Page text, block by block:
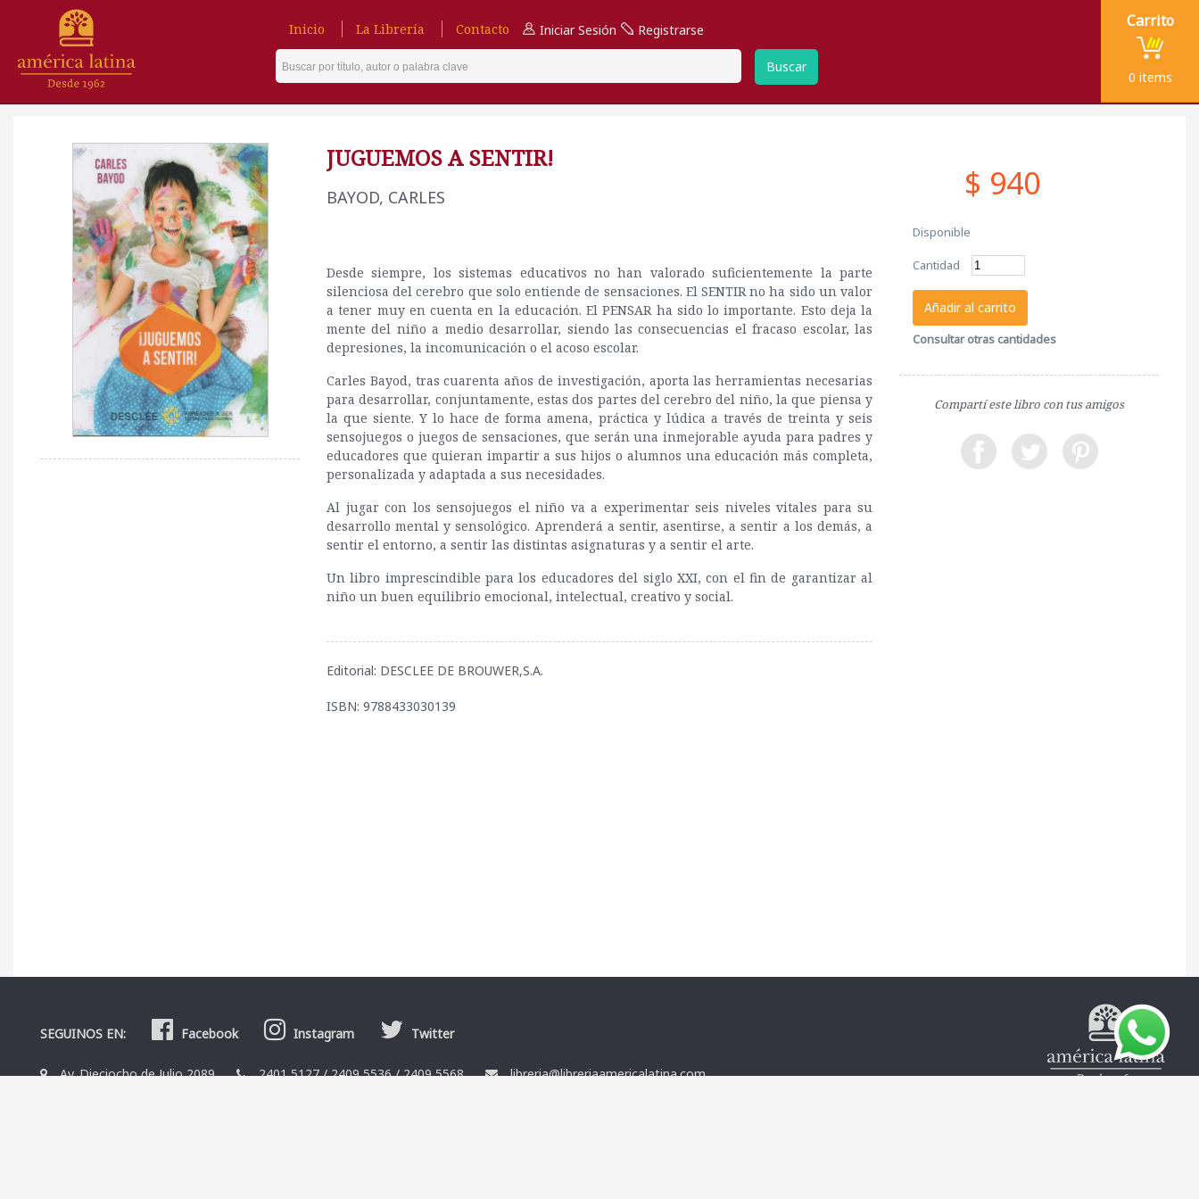
Inicio La Librería Contacto Iniciar Sesión Registrarse
Buscar
Carrito
0 items
JUGUEMOS A SENTIR!
BAYOD, CARLES
Desde siempre, los sistemas educativos no han valorado suficientemente la parte
silenciosa del cerebro que solo entiende de sensaciones. El SENTIR no ha sido un valor
a tener muy en cuenta en la educación. El PENSAR ha sido lo importante. Esto deja la
mente del niño a medio desarrollar, siendo las consecuencias el fracaso escolar, las
depresiones, la incomunicación o el acoso escolar.
Carles Bayod, tras cuarenta años de investigación, aporta las herramientas necesarias
para desarrollar, conjuntamente, estas dos partes del cerebro del niño, la que piensa y
la que siente. Y lo hace de forma amena, práctica y lúdica a través de treinta y seis
sensojuegos o juegos de sensaciones, que serán una inmejorable ayuda para padres y
educadores que quieran impartir a sus hijos o alumnos una educación más completa,
personalizada y adaptada a sus necesidades.
Al jugar con los sensojuegos el niño va a experimentar seis niveles vitales para su
desarrollo mental y sensológico. Aprenderá a sentir, asentirse, a sentir a los demás, a
sentir el entorno, a sentir las distintas asignaturas y a sentir el arte.
Un libro imprescindible para los educadores del siglo XXI, con el fin de garantizar al
niño un buen equilibrio emocional, intelectual, creativo y social.
Editorial: DESCLEE DE BROUWER,S.A.
ISBN: 9788433030139
$ 940
Disponible
Cantidad
Añadir al carrito
Consultar otras cantidades
Compartí este libro con tus amigos
SEGUINOS EN: Facebook Instagram Twitter
Av. Dieciocho de Julio 2089 2401 5127/2409 5536/2409 5568 libreria@libreriaamericalatina.com